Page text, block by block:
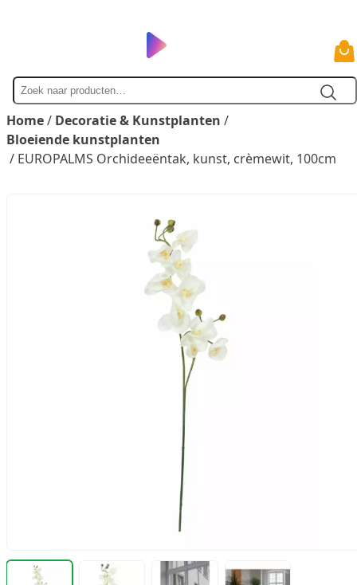
Zoek
naar
Home/ Decoratie & Kunstplanten /
Bloeiende kunstplanten
/ EUROPALMS Orchideeëntak, kunst, crèmewit, 100cm